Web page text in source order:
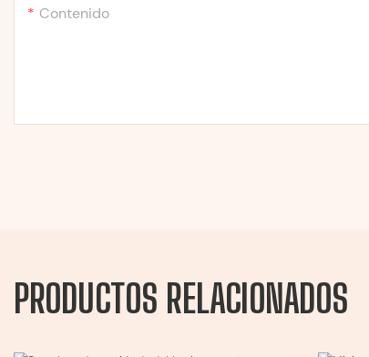
Contenido
PRODUCTOS RELACIONADOS